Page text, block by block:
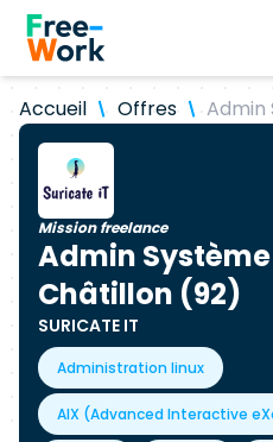
Accueil Offres Admin
Mission freelance
Admin
Châtillon (92)
SURICATE IT
Administration linux
AIX (Advanced Interactive